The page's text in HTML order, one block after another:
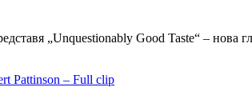
„Unquestionably Good Taste“ – нова
Pattinson – Full clip